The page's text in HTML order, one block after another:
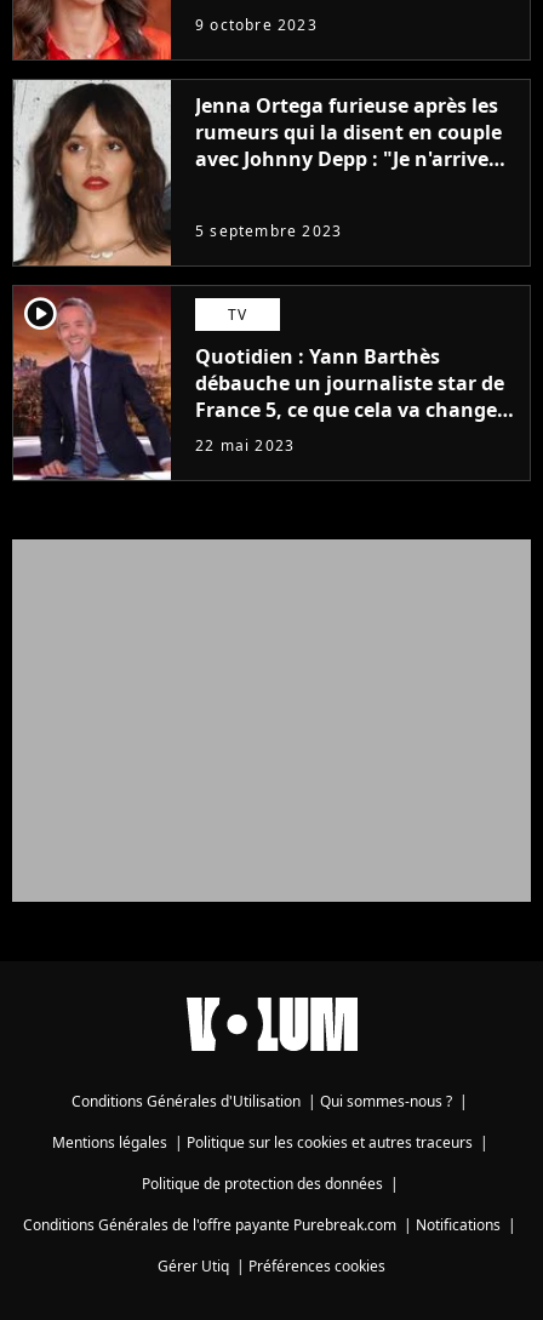
9 octobre 2023
Jenna Ortega furieuse après les
rumeurs qui la disent en couple
avec Johnny Depp : "Je n'arrive
5 septembre 2023
player2 TV
Quotidien : Yann Barthès
débauche un journaliste star de
France 5, ce que cela va changer
à la rentrée
22 mai 2023
Conditions Générales d'Utilisation Qui sommes-nous ?
Mentions légales| Politique sur les cookies et autres traceurs|
Politique de protection des données|
Conditions Générales de l'offre payante Purebreak.com
Notifications
Gérer Utiq
Préférences cookies